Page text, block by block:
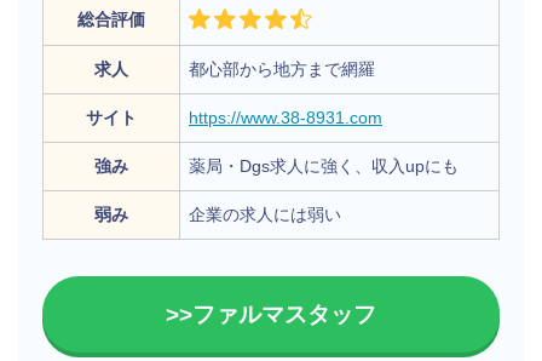
総合評価
求人 都心部から地方まで網羅
サイト https://www.38-8931.com
強み 薬局・Dgs求人に強く、収入upにも
弱み 企業の求人には弱い
>>ファルマスタッフ